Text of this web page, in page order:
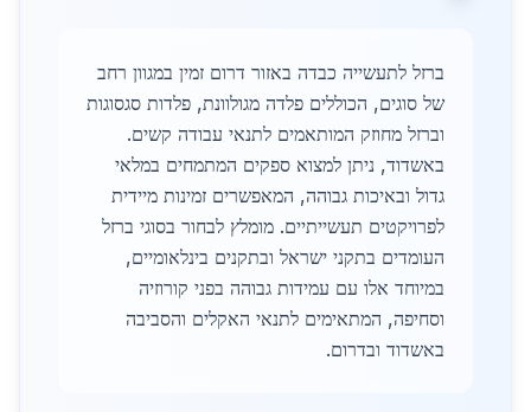
ברזל לתעשייה כבדה באזור דרום זמין במגוון רחב
של סוגים, הכוללים פלדה מגולוונת, פלדות סגסוגות
וברזל מחוזק המותאמים לתנאי עבודה קשים.
באשדוד, ניתן למצוא ספקים המתמחים במלאי
גדול ובאיכות גבוהה, המאפשרים זמינות מיידית
לפרויקטים תעשייתיים. מומלץ לבחור בסוגי ברזל
העומדים בתקני ישראל ובתקנים בינלאומיים,
במיוחד אלו עם עמידות גבוהה בפני קורוזיה
וסחיפה, המתאימים לתנאי האקלים והסביבה
באשדוד ובדרום.